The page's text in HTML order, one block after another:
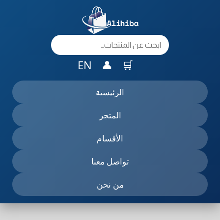
🛒
👤
EN
الرئيسية
المتجر
الأقسام
تواصل معنا
من نحن